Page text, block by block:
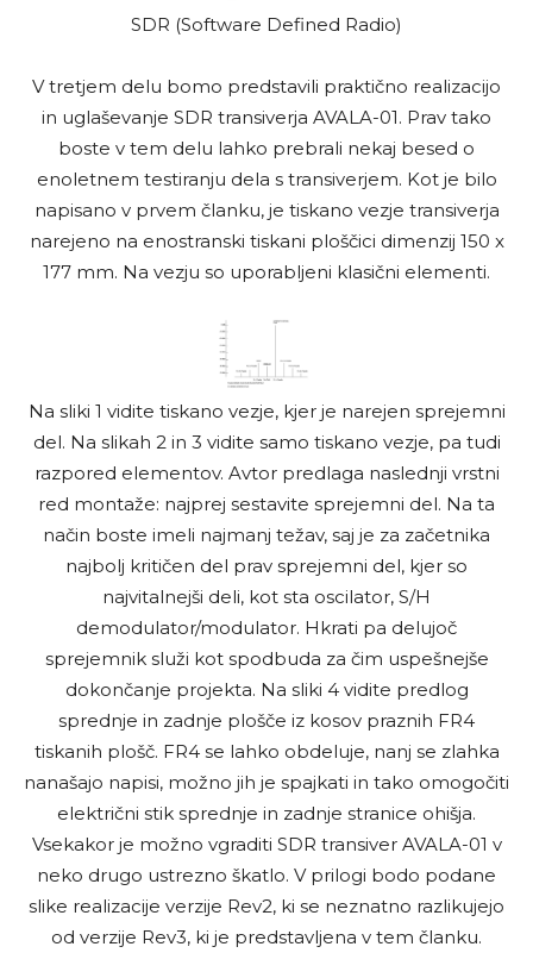
SDR (Software Defined Radio)
V tretjem delu bomo predstavili praktično realizacijo
in uglaševanje SDR transiverja AVALA-01. Prav tako
boste v tem delu lahko prebrali nekaj besed o
enoletnem testiranju dela s transiverjem. Kot je bilo
napisano v prvem članku, je tiskano vezje transiverja
narejeno na enostranski tiskani ploščici dimenzij 150 x
177 mm. Na vezju so uporabljeni klasični elementi.
Na sliki 1 vidite tiskano vezje, kjer je narejen sprejemni
del. Na slikah 2 in 3 vidite samo tiskano vezje, pa tudi
razpored elementov. Avtor predlaga naslednji vrstni
red montaže: najprej sestavite sprejemni del. Na ta
način boste imeli najmanj težav, saj je za začetnika
najbolj kritičen del prav sprejemni del, kjer so
najvitalnejši deli, kot sta oscilator, S/H
demodulator/modulator. Hkrati pa delujoč
sprejemnik služi kot spodbuda za čim uspešnejše
dokončanje projekta. Na sliki 4 vidite predlog
sprednje in zadnje plošče iz kosov praznih FR4
tiskanih plošč. FR4 se lahko obdeluje, nanj se zlahka
nanašajo napisi, možno jih je spajkati in tako omogočiti
električni stik sprednje in zadnje stranice ohišja.
Vsekakor je možno vgraditi SDR transiver AVALA-01 v
neko drugo ustrezno škatlo. V prilogi bodo podane
slike realizacije verzije Rev2, ki se neznatno razlikujejo
od verzije Rev3, ki je predstavljena v tem članku.